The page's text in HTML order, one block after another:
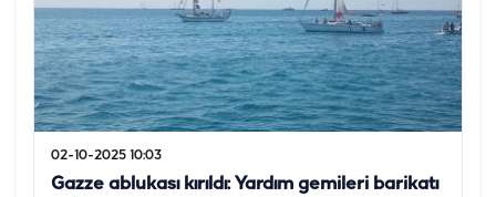
02-10-2025 10:03
Gazze ablukası kırıldı: Yardım gemileri barikatı